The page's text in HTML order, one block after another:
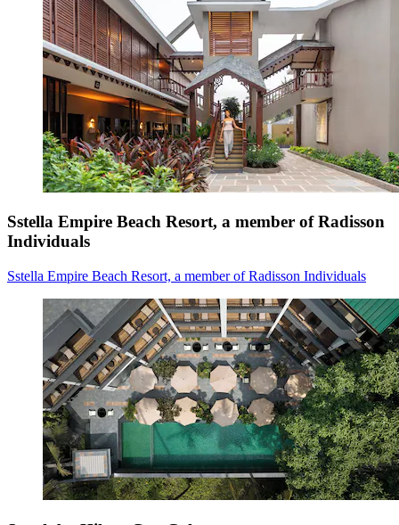
Sstella Empire Beach Resort, a member of Radisson
Individuals
Sstella Empire Beach Resort, a member of Radisson Individuals